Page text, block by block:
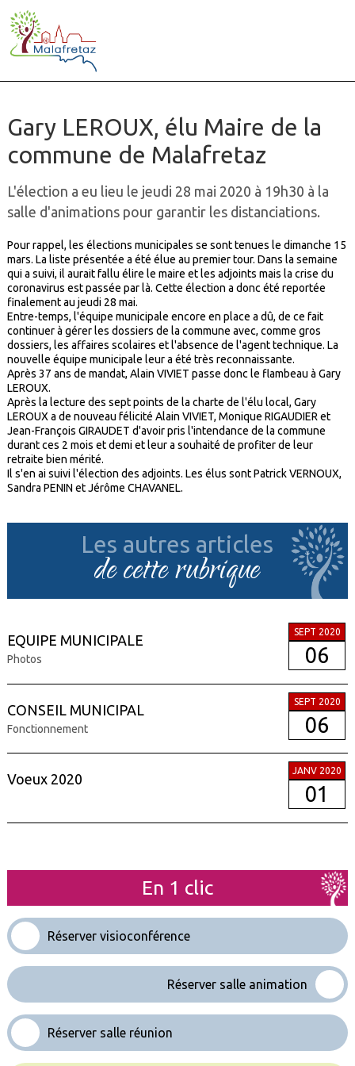
Gary LEROUX, élu Maire de la
commune de Malafretaz
L'élection a eu lieu le jeudi 28 mai 2020 à 19h30 à la
salle d'animations pour garantir les distanciations.
Pour rappel, les élections municipales se sont tenues le dimanche 15
mars. La liste présentée a été élue au premier tour. Dans la semaine
qui a suivi, il aurait fallu élire le maire et les adjoints mais la crise du
coronavirus est passée par là. Cette élection a donc été reportée
finalement au jeudi 28 mai.
Entre-temps, l'équipe municipale encore en place a dû, de ce fait
continuer à gérer les dossiers de la commune avec, comme gros
dossiers, les affaires scolaires et l'absence de l'agent technique. La
nouvelle équipe municipale leur a été très reconnaissante.
Après 37 ans de mandat, Alain VIVIET passe donc le flambeau à Gary
LEROUX.
Après la lecture des sept points de la charte de l'élu local, Gary
LEROUX a de nouveau félicité Alain VIVIET, Monique RIGAUDIER et
Jean-François GIRAUDET d'avoir pris l'intendance de la commune
durant ces 2 mois et demi et leur a souhaité de profiter de leur
retraite bien mérité.
Il s'en ai suivi l'élection des adjoints. Les élus sont Patrick VERNOUX,
Sandra PENIN et Jérôme CHAVANEL.
Les autres articles
de cette rubrique
EQUIPE MUNICIPALE
Photos
SEPT 2020
06
CONSEIL MUNICIPAL
Fonctionnement
SEPT 2020
06
Voeux 2020
JANV 2020
01
En 1 clic
Réserver visioconférence
Réserver salle animation
Réserver salle réunion